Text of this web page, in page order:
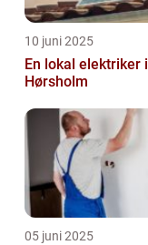
10 juni 2025
En lokal elektriker i
Hørsholm
05 juni 2025